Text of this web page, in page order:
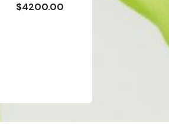
$4200.00